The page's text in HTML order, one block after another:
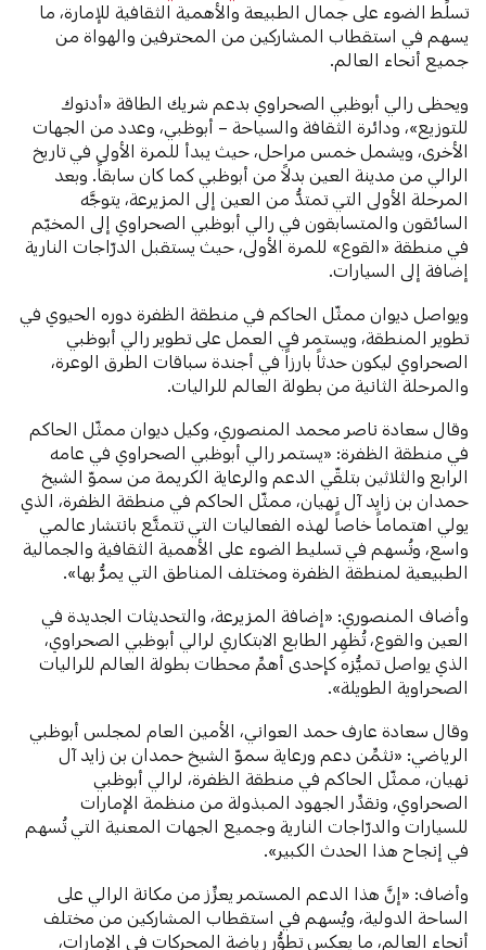
تسلِّط الضوء على جمال الطبيعة والأهمية الثقافية للإمارة، ما
يسهم في استقطاب المشاركين من المحترفين والهواة من
جميع أنحاء العالم.
ويحظى رالي أبوظبي الصحراوي بدعم شريك الطاقة «أدنوك
للتوزيع»، ودائرة الثقافة والسياحة – أبوظبي، وعدد من الجهات
الأخرى، ويشمل خمس مراحل، حيث يبدأ للمرة الأولى في تاريخ
الرالي من مدينة العين بدلاً من أبوظبي كما كان سابقاً. وبعد
المرحلة الأولى التي تمتدُّ من العين إلى المزيرعة، يتوجَّه
السائقون والمتسابقون في رالي أبوظبي الصحراوي إلى المخيّم
في منطقة «القوع» للمرة الأولى، حيث يستقبل الدرّاجات النارية
إضافة إلى السيارات.
ويواصل ديوان ممثّل الحاكم في منطقة الظفرة دوره الحيوي في
تطوير المنطقة، ويستمر في العمل على تطوير رالي أبوظبي
الصحراوي ليكون حدثاً بارزاً في أجندة سباقات الطرق الوعرة،
والمرحلة الثانية من بطولة العالم للراليات.
وقال سعادة ناصر محمد المنصوري، وكيل ديوان ممثّل الحاكم
في منطقة الظفرة: «يستمر رالي أبوظبي الصحراوي في عامه
الرابع والثلاثين بتلقّي الدعم والرعاية الكريمة من سموّ الشيخ
حمدان بن زايد آل نهيان، ممثّل الحاكم في منطقة الظفرة، الذي
يولي اهتماماً خاصاً لهذه الفعاليات التي تتمتَّع بانتشار عالمي
واسع، وتُسهم في تسليط الضوء على الأهمية الثقافية والجمالية
الطبيعية لمنطقة الظفرة ومختلف المناطق التي يمرُّ بها».
وأضاف المنصوري: «إضافة المزيرعة، والتحديثات الجديدة في
العين والقوع، تُظهِر الطابع الابتكاري لرالي أبوظبي الصحراوي،
الذي يواصل تميُّزه كإحدى أهمِّ محطات بطولة العالم للراليات
الصحراوية الطويلة».
وقال سعادة عارف حمد العواني، الأمين العام لمجلس أبوظبي
الرياضي: «نثمِّن دعم ورعاية سموّ الشيخ حمدان بن زايد آل
نهيان، ممثّل الحاكم في منطقة الظفرة، لرالي أبوظبي
الصحراوي، ونقدِّر الجهود المبذولة من منظمة الإمارات
للسيارات والدرّاجات النارية وجميع الجهات المعنية التي تُسهم
في إنجاح هذا الحدث الكبير».
وأضاف: «إنَّ هذا الدعم المستمر يعزِّز من مكانة الرالي على
الساحة الدولية، ويُسهم في استقطاب المشاركين من مختلف
أنحاء العالم، ما يعكس تطوُّر رياضة المحركات في الإمارات،